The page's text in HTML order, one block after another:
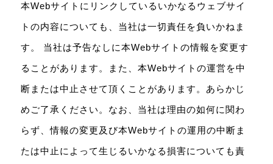
本Webサイトにリンクしているいかなるウェブサイ
トの内容についても、当社は一切責任を負いかねま
す。 当社は予告なしに本Webサイトの情報を変更す
ることがあります。また、本Webサイトの運営を中
断または中止させて頂くことがあります。あらかじ
めご了承ください。なお、当社は理由の如何に関わ
らず、情報の変更及び本Webサイトの運用の中断ま
たは中止によって生じるいかなる損害についても責